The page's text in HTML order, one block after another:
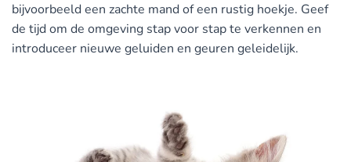
bijvoorbeeld een zachte mand of een rustig hoekje. Geef
de tijd om de omgeving stap voor stap te verkennen en
introduceer nieuwe geluiden en geuren geleidelijk.